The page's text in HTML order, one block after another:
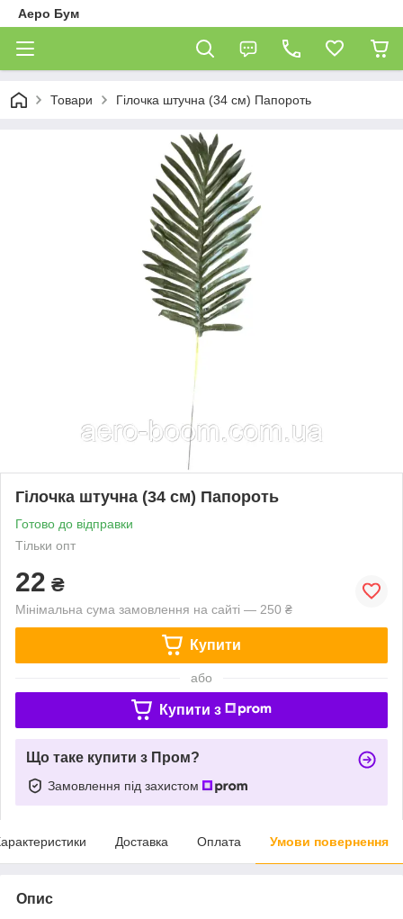
Аеро Бум
Товари Гілочка штучна (34 см) Папороть
Гілочка штучна (34 см) Папороть
Готово до відправки
Тільки опт
22 ₴
Мінімальна сума замовлення на сайті — 250 ₴
Купити
або
Купити з
Що таке купити з Пром?
Замовлення під захистом
Доставка Оплата Умови повернення
Опис